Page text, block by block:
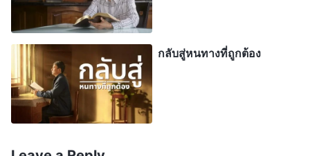
คืออุปนิสัยประเภทใดหรือ? มันช่างมุ่งร้ายนัก! การ
คิดถึงแต่ตัวเองเท่านั้น การสนองความอยากได้อยากมี
ของตัวเองเท่านั้น การไม่แสดงให้เห็นการคำนึงถึง
หน้าที่ของผู้อื่นเลย และการคิดเกี่ยวกับผลประโยชน์
ของตัวคนเราเองเท่านั้น และไม่คิดถึงผลประโยชน์แห่ง
พระนิเวศของพระเจ้า—ผู้คนเยี่ยงนี้มีอุปนิสัยที่ไม่ดี และ
พระเจ้าไม่ทรงมีความรักให้แก่พวกเขาเลย
กลับสู่หนทางที่ถูกต้อง